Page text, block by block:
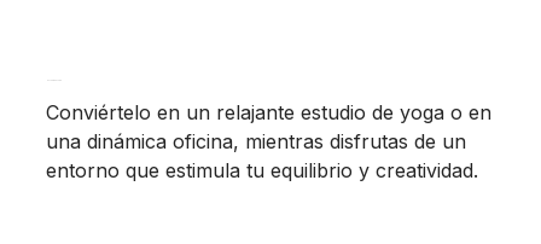
Conviértelo en un relajante estudio de yoga o en
una dinámica oficina, mientras disfrutas de un
entorno que estimula tu equilibrio y creatividad.